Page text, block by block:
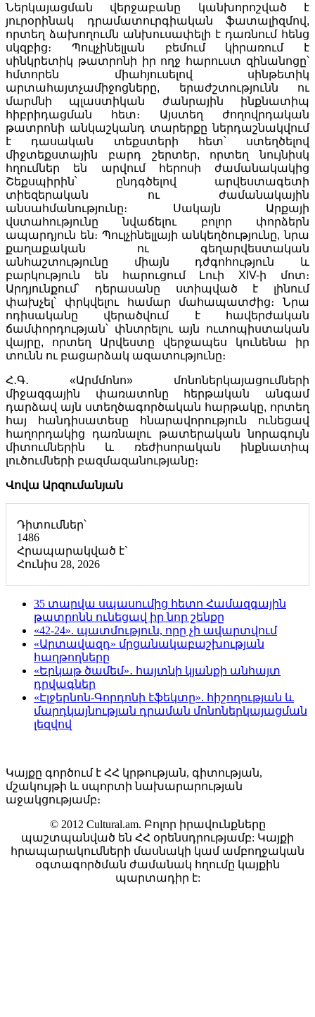
Ներկայացման վերջաբանը կանխորոշված է
յուրօրինակ դրամատուրգիական ֆատալիզմով,
որտեղ ձախողումն անխուսափելի է դառնում հենց
սկզբից։ Պուլչինելլան բեմում կիրառում է
սինկրետիկ թատրոնի իր ողջ հարուստ զինանոցը՝
հմտորեն միահյուսելով սինթետիկ
արտահայտչամիջոցները, երաժշտությունն ու
մարմնի պլաստիկան ժանրային ինքնատիպ
հիբրիդացման հետ։ Այստեղ ժողովրդական
թատրոնի անկաշկանդ տարերքը ներդաշնակվում
է դասական տեքստերի հետ՝ ստեղծելով
միջտեքստային բարդ շերտեր, որտեղ նույնիսկ
հղումներ են արվում հերոսի ժամանակակից
Շեքսպիրին՝ ընդգծելով արվեստագետի
տիեզերական ու ժամանակային
անսահմանությունը։ Սակայն Արքայի
վստահությունը նվաճելու բոլոր փորձերն
ապարդյուն են։ Պուլչինելլայի անկեղծությունը, նրա
քաղաքական ու գեղարվեստական
անհաշտությունը միայն դժգոհություն և
բարկություն են հարուցում Լուի XIV-ի մոտ։
Արդյունքում՝ դերասանը ստիպված է լինում
փախչել՝ փրկվելու համար մահապատժից։ Նրա
ոդիսականը վերածվում է հավերժական
ճամփորդության՝ փնտրելու այն ուտոպիստական
վայրը, որտեղ Արվեստը վերջապես կունենա իր
տունն ու բացարձակ ազատությունը։
Հ․Գ․ «Արմմոնո» մոնոներկայացումների
միջազգային փառատոնը հերթական անգամ
դարձավ այն ստեղծագործական հարթակը, որտեղ
հայ հանդիսատեսը հնարավորություն ունեցավ
հաղորդակից դառնալու թատերական նորագույն
միտումներին և ռեժիսորական ինքնատիպ
լուծումների բազմազանությանը։
Վովա Արզումանյան
Դիտումներ՝
1486
Հրապարակված է`
Հունիս 28, 2026
35 տարվա սպասումից հետո Համազգային
թատրոնն ունեցավ իր նոր շենքը
«42-24». պատմություն, որը չի ավարտվում
«Արտավազդ» մրցանակաբաշխության
հաղթողները
«Երկաթ ծամեմ»․ հայտնի կյանքի անհայտ
դրվագներ
«Էլջերնոն-Գորդոնի էֆեկտը». հիշողության և
մարդկայնության դրաման մոնոներկայացման
լեզվով
Կայքը գործում է ՀՀ կրթության, գիտության,
մշակույթի և սպորտի նախարարության
աջակցությամբ։
© 2012 Cultural.am. Բոլոր իրավունքները
պաշտպանված են ՀՀ օրենսդրությամբ: Կայքի
հրապարակումների մասնակի կամ ամբողջական
օգտագործման ժամանակ հղումը կայքին
պարտադիր է: